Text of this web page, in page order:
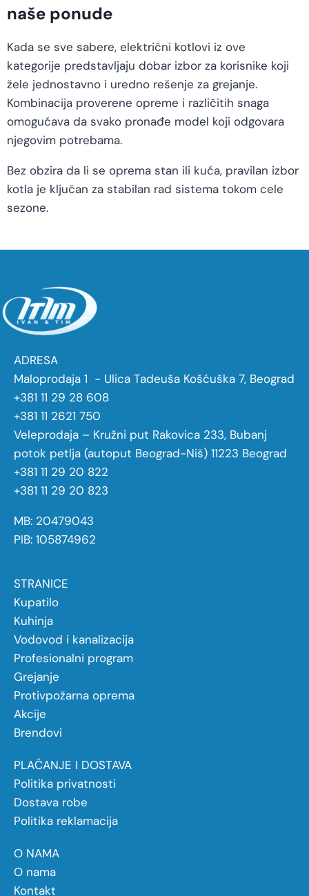
naše ponude
Kada se sve sabere, električni kotlovi iz ove
kategorije predstavljaju dobar izbor za korisnike koji
žele jednostavno i uredno rešenje za grejanje.
Kombinacija proverene opreme i različitih snaga
omogućava da svako pronađe model koji odgovara
njegovim potrebama.
Bez obzira da li se oprema stan ili kuća, pravilan izbor
kotla je ključan za stabilan rad sistema tokom cele
sezone.
ADRESA
Maloprodaja 1 - Ulica Tadeuša Košćuška 7, Beograd
+381 11 29 28 608
+381 11 2621 750
Veleprodaja – Kružni put Rakovica 233, Bubanj
potok petlja (autoput Beograd-Niš) 11223 Beograd
+381 11 29 20 822
+381 11 29 20 823
MB: 20479043
PIB: 105874962
STRANICE
Kupatilo
Kuhinja
Vodovod i kanalizacija
Profesionalni program
Grejanje
Protivpožarna oprema
Akcije
Brendovi
PLAĆANJE I DOSTAVA
Politika privatnosti
Dostava robe
Politika reklamacija
O NAMA
O nama
Kontakt